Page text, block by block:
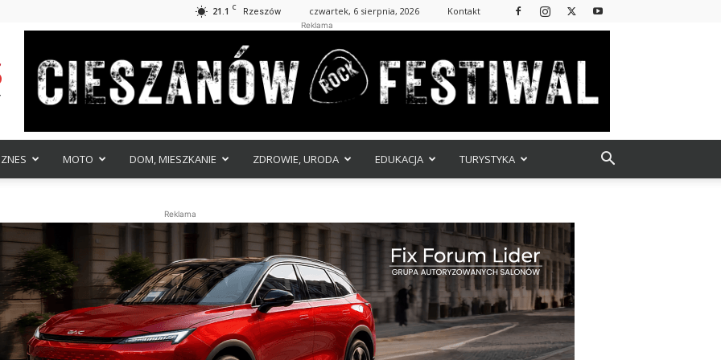
21.1 C Rzeszów czwartek, 6 sierpnia, 2026 Kontakt
Reklama
MOTO DOM, MIESZKANIE ZDROWIE, URODA EDUKACJA TURYSTYKA
Reklama